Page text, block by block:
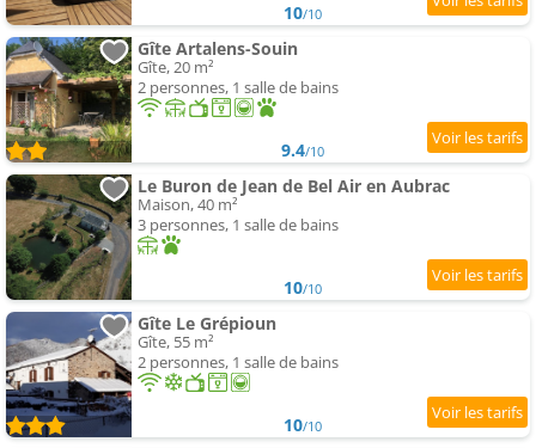
10/10
Gîte Artalens-Souin
Gîte, 20 m²
2 personnes, 1 salle de bains
9.4/10
Le Buron de Jean de Bel Air en Aubrac
Maison, 40 m²
3 personnes, 1 salle de bains
10/10
Gîte Le Grépioun
Gîte, 55 m²
2 personnes, 1 salle de bains
10/10